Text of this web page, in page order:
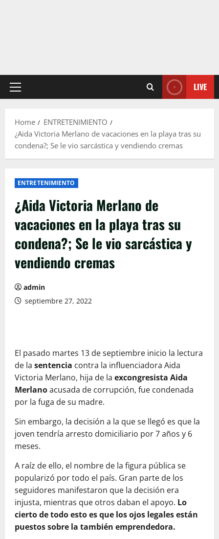
Primary
LIVE
Home
ENTRETENIMIENTO
¿Aida Victoria Merlano de vacaciones en la playa tras su
condena?; Se le vio sarcástica y vendiendo cremas
ENTRETENIMIENTO
¿Aida Victoria Merlano de
vacaciones en la playa tras su
condena?; Se le vio sarcástica y
vendiendo cremas
admin
septiembre 27, 2022
El pasado martes 13 de septiembre inicio la lectura
de la sentencia contra la influenciadora Aida
Victoria Merlano, hija de la excongresista Aida
Merlanoacusada de corrupción, fue condenada
por la fuga de su madre.
Sin embargo, la decisión a la que se llegó es que la
joven tendría arresto domiciliario por 7 años y 6
meses.
A raíz de ello, el nombre de la figura pública se
popularizó por todo el país. Gran parte de los
seguidores manifestaron que la decisión era
injusta, mientras que otros daban el apoyo. Lo
cierto de todo esto es que los ojos legales están
puestos sobre la también emprendedora.